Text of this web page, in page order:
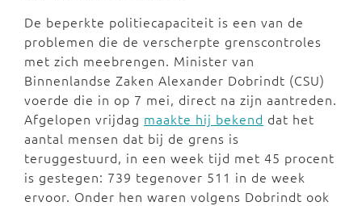
De beperkte politiecapaciteit is een van de
problemen die de verscherpte grenscontroles
met zich meebrengen. Minister van
Binnenlandse Zaken Alexander Dobrindt (CSU)
voerde die in op 7 mei, direct na zijn aantreden.
Afgelopen vrijdag maakte hij bekend dat het
aantal mensen dat bij de grens is
teruggestuurd, in een week tijd met 45 procent
is gestegen: 739 tegenover 511 in de week
ervoor. Onder hen waren volgens Dobrindt ook